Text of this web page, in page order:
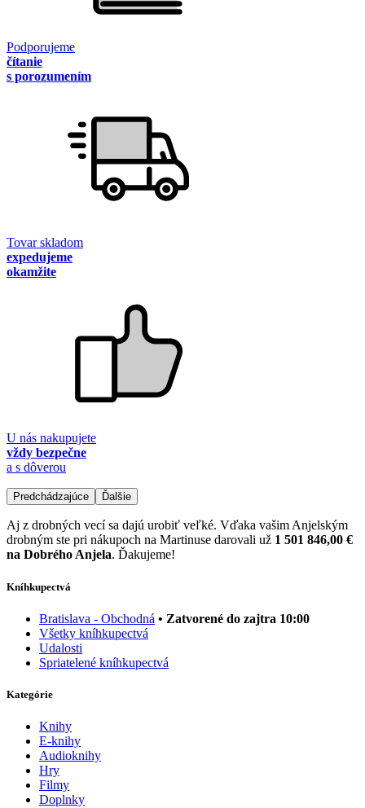
Podporujeme
čítanie
s porozumením
Tovar skladom
expedujeme
okamžite
U nás nakupujete
vždy bezpečne
a s dôverou
Predchádzajúce Ďalšie
Aj z drobných vecí sa dajú urobiť veľké. Vďaka vašim Anjelským
drobným ste pri nákupoch na Martinuse darovali už 1 501 846,00 €
na Dobrého Anjela. Ďakujeme!
Kníhkupectvá
Bratislava - Obchodná • Zatvorené do zajtra 10:00
Všetky kníhkupectvá
Udalosti
Spriatelené kníhkupectvá
Kategórie
Knihy
E-knihy
Audioknihy
Hry
Filmy
Doplnky